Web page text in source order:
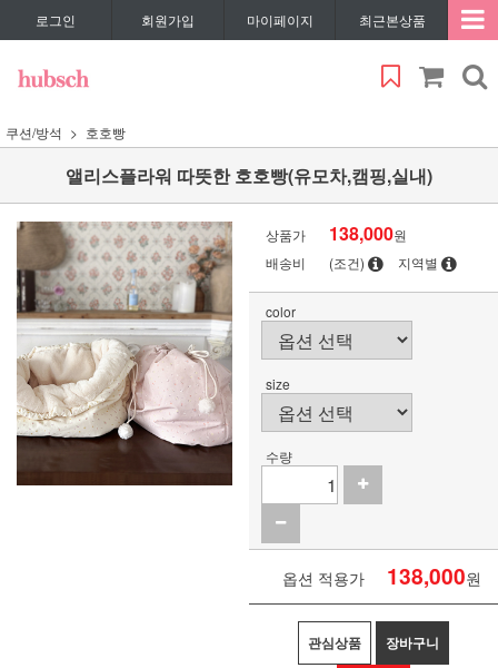
로그인 회원가입 마이페이지 최근본상품
쿠션/방석 호호빵
앨리스플라워 따뜻한 호호빵(유모차,캠핑,실내)
상품가 138,000원
배송비
(조건) 지역별
color
size
수량
옵션 적용가 138,000원
관심상품 장바구니